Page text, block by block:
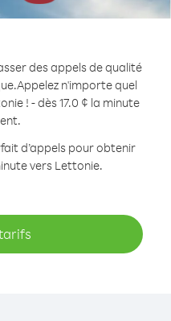
des appels de qualité
Appelez n'importe quel
! - dès 17.0 ¢ la minute
d’appels pour obtenir
vers Lettonie.